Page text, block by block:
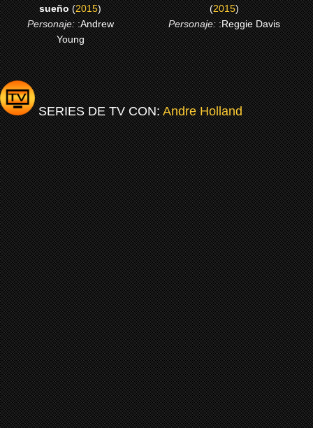
sueño(2015)
Personaje::Andrew
Young
(2015)
Personaje::Reggie Davis
SERIES DE TV CON:Andre Holland